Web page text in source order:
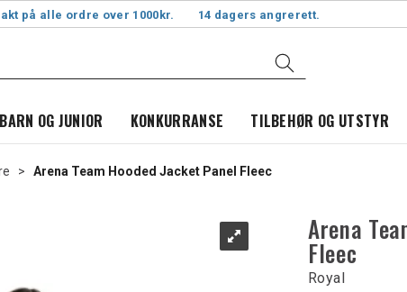
på alle ordre over 1000kr. 14 dagers angrerett.
BARN OG JUNIOR KONKURRANSE TILBEHØR OG UTSTYR
> Arena Team Hooded Jacket Panel Fleec
Arena
Fleec
Royal